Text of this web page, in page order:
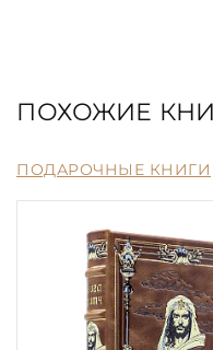
ПОХОЖИЕ
ПОДАРОЧНЫЕ КНИГИ